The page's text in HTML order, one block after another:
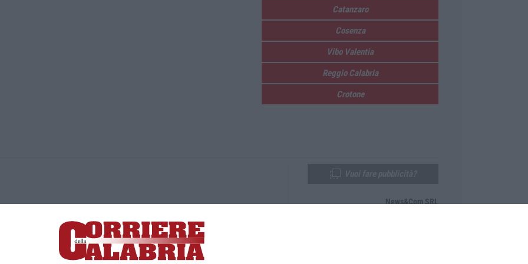
Catanzaro
Cosenza
Vibo Valentia
Reggio Calabria
Crotone
Lamezia Terme (CZ)
responsabile Paola Militano |Privacy
News&Com SRL